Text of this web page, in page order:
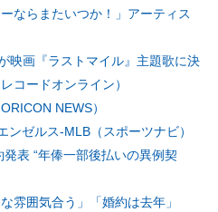
ならまたいつか！」アーティス
映画『ラストマイル』主題歌に決
コードオンライン）
NEWS）
ンゼルス‐MLB（スポーツナビ）
表 “年俸一部後払いの異例契
雰囲気合う」「婚約は去年」